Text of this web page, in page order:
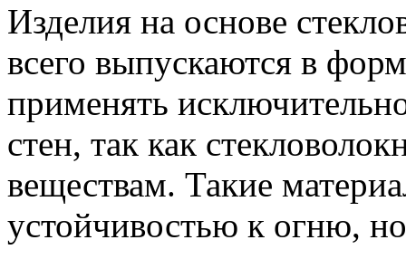
Изделия на основе
всего выпускаются в
применять
стен, так как
веществам. Такие
устойчивостью к огню,